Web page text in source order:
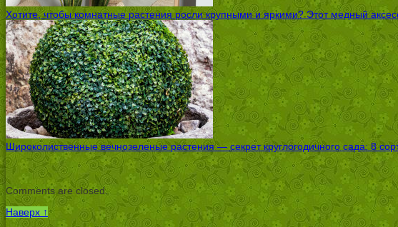
Хотите, чтобы комнатные растения росли крупными и яркими? Этот медный
Широколиственные вечнозеленые растения — секрет круглогодичного сада: 8
Comments are closed.
Наверх ↑